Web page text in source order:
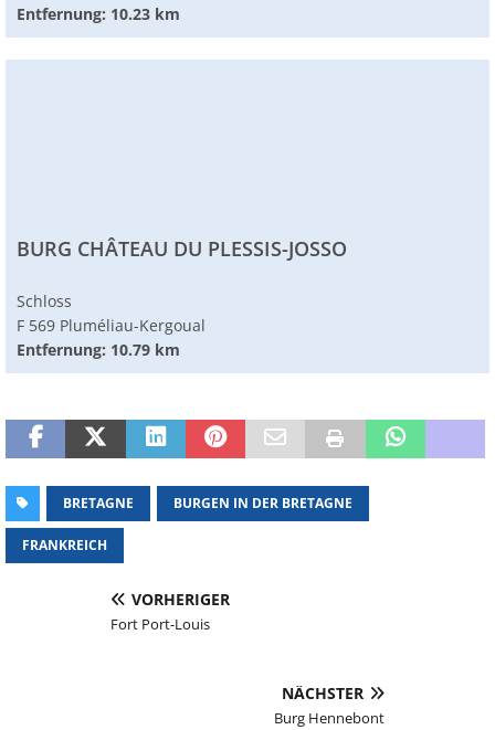
Entfernung: 10.23 km
BURG CHÂTEAU DU PLESSIS-JOSSO
Schloss
F 569 Pluméliau-Kergoual
Entfernung: 10.79 km
BRETAGNE BURGEN IN DER BRETAGNE
FRANKREICH
VORHERIGER
Fort Port-Louis
NÄCHSTER
Burg Hennebont